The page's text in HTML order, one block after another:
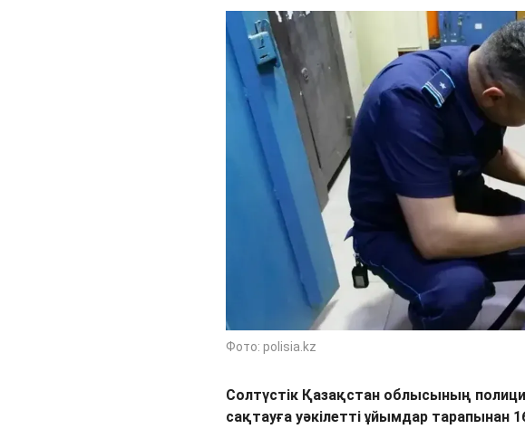
Фото: polisia.kz
Солтүстік Қазақстан облысының
сақтауға уәкілетті ұйымдар